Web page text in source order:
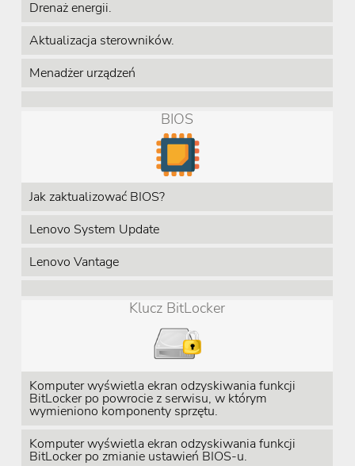
Drenaż energii.
Aktualizacja sterowników.
Menadżer urządzeń
BIOS
Jak zaktualizować BIOS?
Lenovo System Update
Lenovo Vantage
Klucz BitLocker
Komputer wyświetla ekran odzyskiwania funkcji
BitLocker po powrocie z serwisu, w którym
wymieniono komponenty sprzętu.
Komputer wyświetla ekran odzyskiwania funkcji
BitLocker po zmianie ustawień BIOS-u.